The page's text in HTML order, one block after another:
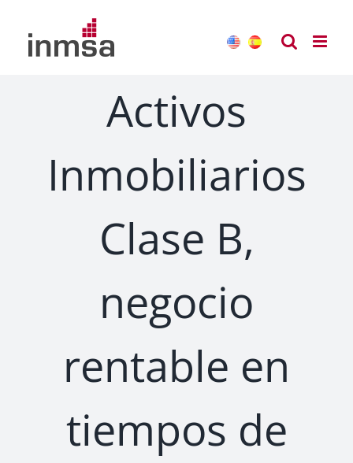
contenido
Activos
Inmobiliarios
Clase B,
negocio
rentable en
tiempos de